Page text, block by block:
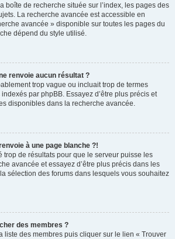
boîte de recherche située sur l’index, les pages des
La recherche avancée est accessible en
avancée » disponible sur toutes les pages du
dépend du style utilisé.
renvoie aucun résultat ?
trop vague ou incluait trop de termes
par phpBB. Essayez d’être plus précis et
disponibles dans la recherche avancée.
à une page blanche ?!
trop de résultats pour que le serveur puisse les
avancée et essayez d’être plus précis dans les
sélection des forums dans lesquels vous souhaitez
des membres ?
liste des membres puis cliquer sur le lien « Trouver